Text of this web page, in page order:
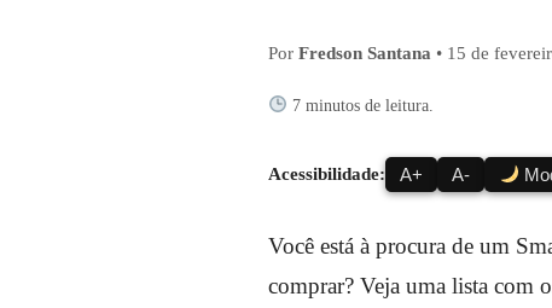
Por Fredson Santana • 15 de
7 minutos de leitura.
Acessibilidade: A+ A-
Você está à procura de um
comprar? Veja uma lista com